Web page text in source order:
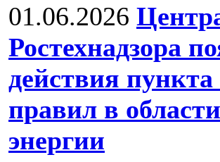
01.06.2026
Ростехнадзора
действия
правил в
энергии